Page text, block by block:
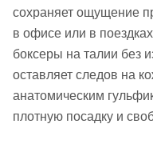
сохраняет ощущение
в офисе или в
боксеры на талии без
оставляет следов на
анатомическим
плотную посадку и